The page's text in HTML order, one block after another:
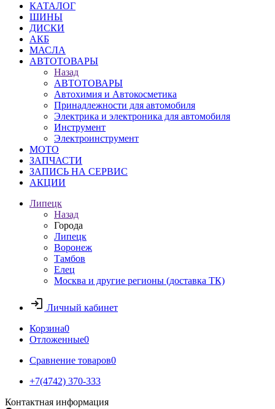
КАТАЛОГ
ШИНЫ
ДИСКИ
АКБ
МАСЛА
АВТОТОВАРЫ
Назад
АВТОТОВАРЫ
Автохимия и Автокосметика
Принадлежности для автомобиля
Электрика и электроника для автомобиля
Инструмент
Электроинструмент
МОТО
ЗАПЧАСТИ
ЗАПИСЬ НА СЕРВИС
АКЦИИ
Липецк
Назад
Города
Липецк
Воронеж
Тамбов
Елец
Москва и другие регионы (доставка ТК)
Личный кабинет
Корзина0
Отложенные0
Сравнение товаров0
+7(4742) 370-333
Контактная информация